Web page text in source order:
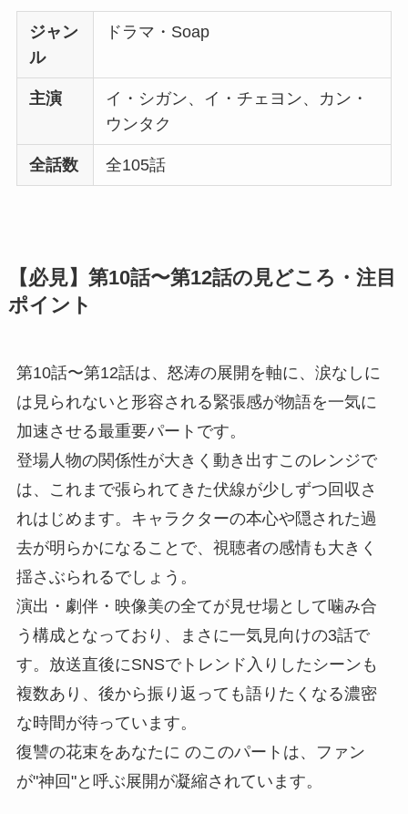
ジャン
ル
ドラマ・Soap
主演
イ・シガン、イ・チェヨン、カン・
ウンタク
全話数 全105話
【必見】第10話〜第12話の見どころ・注目
ポイント
第10話〜第12話は、怒涛の展開を軸に、涙なしに
は見られないと形容される緊張感が物語を一気に
加速させる最重要パートです。
登場人物の関係性が大きく動き出すこのレンジで
は、これまで張られてきた伏線が少しずつ回収さ
れはじめます。キャラクターの本心や隠された過
去が明らかになることで、視聴者の感情も大きく
揺さぶられるでしょう。
演出・劇伴・映像美の全てが見せ場として噛み合
う構成となっており、まさに一気見向けの3話で
す。放送直後にSNSでトレンド入りしたシーンも
複数あり、後から振り返っても語りたくなる濃密
な時間が待っています。
復讐の花束をあなたに のこのパートは、ファン
が"神回"と呼ぶ展開が凝縮されています。